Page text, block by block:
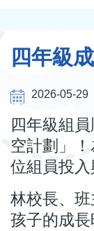
結
四年級
2026-05-29
四年級組
空計劃」
位組員投入
林校長、
孩子的成